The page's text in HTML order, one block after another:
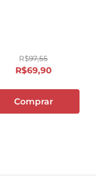
R$97,55
R$69,90
Comprar